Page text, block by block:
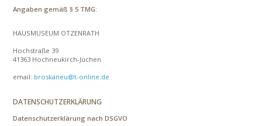
Angaben gemäß § 5 TMG:
HAUSMUSEUM OTZENRATH
Hochstraße 39
41363 Hochneukirch-Jüchen
email: broskaneu@t-online.de
DATENSCHUTZERKLÄRUNG
Datenschutzerklärung nach DSGVO